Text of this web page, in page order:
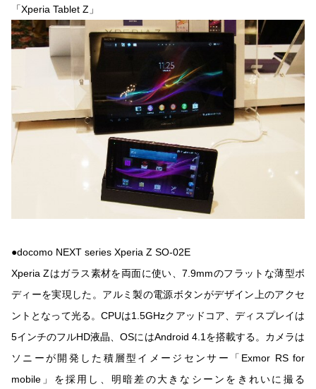
「Xperia Tablet Z」
●docomo NEXT series Xperia Z SO-02E
Xperia Zはガラス素材を両面に使い、7.9mmのフラットな薄型ボ
ディーを実現した。アルミ製の電源ボタンがデザイン上のアクセ
ントとなって光る。CPUは1.5GHzクアッドコア、ディスプレイは
5インチのフルHD液晶、OSにはAndroid 4.1を搭載する。カメラは
ソニーが開発した積層型イメージセンサー「Exmor RS for
mobile」を採用し、明暗差の大きなシーンをきれいに撮る